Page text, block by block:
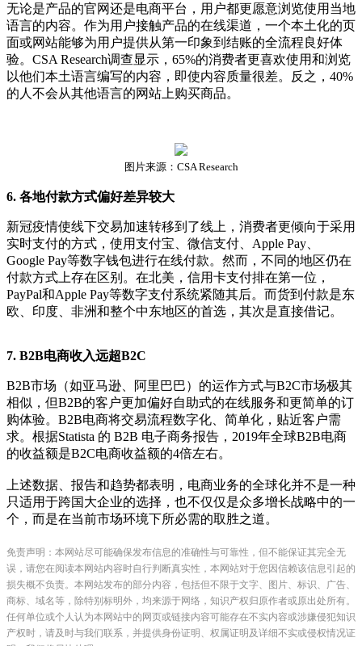
无论是产品的官网还是电商平台，用户都更愿意浏览使用当地
语言的内容。作为用户接触产品的在线渠道，一个本土化的页
面或网站能够为用户提供从第一印象到结账的全流程良好体
验。CSA Research调查显示，65%的消费者更喜欢使用和浏览
以他们本土语言编写的内容，即使内容质量很差。反之，40%
的人不会从其他语言的网站上购买商品。
图片来源：CSA Research
6. 各地付款方式偏好差异较大
新冠疫情使线下交易加速转移到了线上，消费者更倾向于采用
实时支付的方式，使用支付宝、微信支付、Apple Pay、
Google Pay等数字钱包进行在线付款。然而，不同的地区仍在
付款方式上存在区别。在北美，信用卡支付排在第一位，
PayPal和Apple Pay等数字支付系统紧随其后。而货到付款是东
欧、印度、非洲和整个中东地区的首选，其次是直接借记。
7. B2B电商收入远超B2C
B2B市场（如亚马逊、阿里巴巴）的运作方式与B2C市场极其
相似，但B2B的客户更加偏好自助式的在线服务和更简单的订
购体验。B2B电商将交易流程数字化、简单化，贴近客户需
求。根据Statista 的 B2B 电子商务报告，2019年全球B2B电商
的收益额是B2C电商收益额的4倍左右。
上述数据、报告和趋势都表明，电商业务的全球化并不是一种
只适用于跨国大企业的选择，也不仅仅是众多增长战略中的一
个，而是在当前市场环境下所必需的取胜之道。
免责声明：本网站尽可能确保发布信息的准确性与可靠性，但不能保证其完全无
误，请您在阅读本网站内容时自行判断真实性，本网站对于您因信赖该信息引起的
损失概不负责。本网站发布的部分内容，包括但不限于文字、图片、标识、广告、
商标、域名等，除特别标明外，均来源于网络，知识产权归原作者或原出处所有。
任何单位或个人认为本网站中的网页或链接内容可能存在不实内容或涉嫌侵犯知识
产权时，请及时与我们联系，并提供身份证明、权属证明及详细不实或侵权情况证